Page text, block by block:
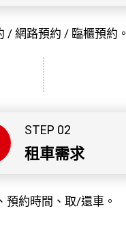
/ 網路預約 / 臨櫃預約。
STEP 02
租車需求
預約時間、取/還車。